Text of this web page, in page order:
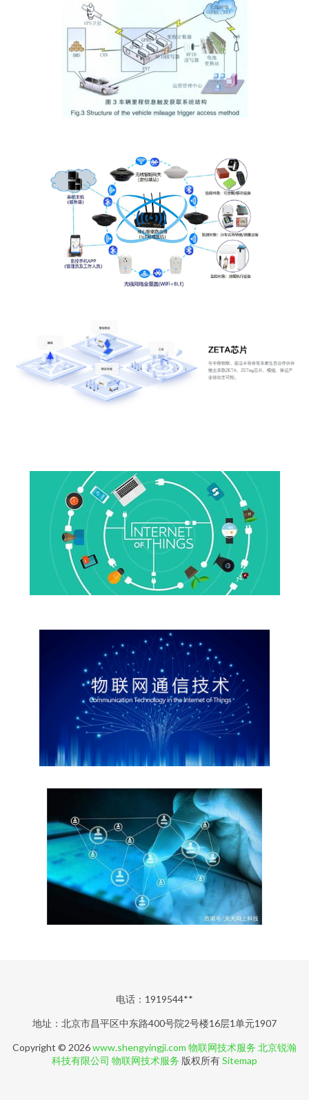
电话：1919544**
地址：北京市昌平区中东路400号院2号楼16层1单元1907
Copyright © 2026www.shengyingji.com 物联网技术服务 北京锐瀚
科技有限公司 物联网技术服务 版权所有Sitemap